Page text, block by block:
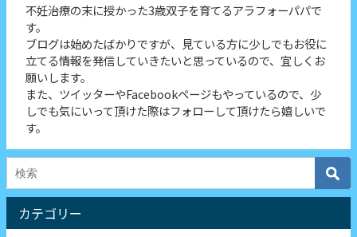
不妊治療の末に授かった3歳双子を育てるアラフォーパパで
す。
ブログは始めたばかりですが、見ている方に少しでもお役に
立てる情報を発信していきたいと思っているので、宜しくお
願いします。
また、ツイッターやFacebookページもやっているので、少
しでも気にいって頂けた際はフォローして頂けたら嬉しいで
す。
カテゴリー